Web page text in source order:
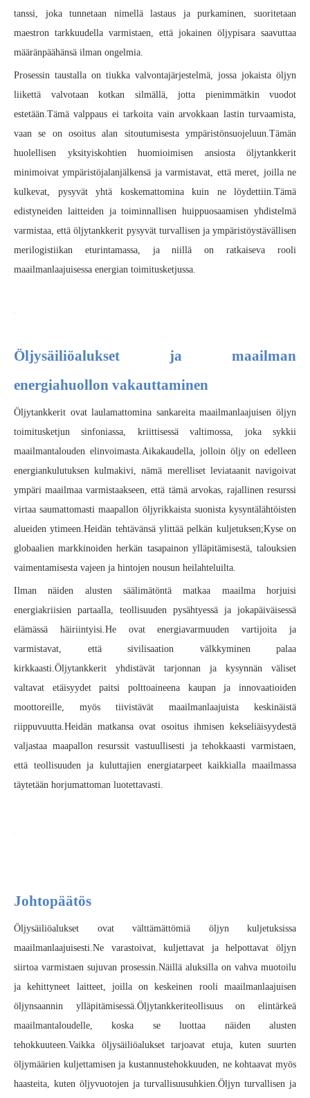
tanssi, joka tunnetaan nimellä lastaus ja purkaminen, suoritetaan
maestron tarkkuudella varmistaen, että jokainen öljypisara saavuttaa
määränpäähänsä ilman ongelmia.
Prosessin taustalla on tiukka valvontajärjestelmä, jossa jokaista öljyn
liikettä valvotaan kotkan silmällä, jotta pienimmätkin vuodot
estetään.Tämä valppaus ei tarkoita vain arvokkaan lastin turvaamista,
vaan se on osoitus alan sitoutumisesta ympäristönsuojeluun.Tämän
huolellisen yksityiskohtien huomioimisen ansiosta öljytankkerit
minimoivat ympäristöjalanjälkensä ja varmistavat, että meret, joilla ne
kulkevat, pysyvät yhtä koskemattomina kuin ne löydettiin.Tämä
edistyneiden laitteiden ja toiminnallisen huippuosaamisen yhdistelmä
varmistaa, että öljytankkerit pysyvät turvallisen ja ympäristöystävällisen
merilogistiikan eturintamassa, ja niillä on ratkaiseva rooli
maailmanlaajuisessa energian toimitusketjussa.
Öljysäiliöalukset ja maailman
energiahuollon vakauttaminen
Öljytankkerit ovat laulamattomina sankareita maailmanlaajuisen öljyn
toimitusketjun sinfoniassa, kriittisessä valtimossa, joka sykkii
maailmantalouden elinvoimasta.Aikakaudella, jolloin öljy on edelleen
energiankulutuksen kulmakivi, nämä merelliset leviataanit navigoivat
ympäri maailmaa varmistaakseen, että tämä arvokas, rajallinen resurssi
virtaa saumattomasti maapallon öljyrikkaista suonista kysyntälähtöisten
alueiden ytimeen.Heidän tehtävänsä ylittää pelkän kuljetuksen;Kyse on
globaalien markkinoiden herkän tasapainon ylläpitämisestä, talouksien
vaimentamisesta vajeen ja hintojen nousun heilahteluilta.
Ilman näiden alusten säälimätöntä matkaa maailma horjuisi
energiakriisien partaalla, teollisuuden pysähtyessä ja jokapäiväisessä
elämässä häiriintyisi.He ovat energiavarmuuden vartijoita ja
varmistavat, että sivilisaation välkkyminen palaa
kirkkaasti.Öljytankkerit yhdistävät tarjonnan ja kysynnän väliset
valtavat etäisyydet paitsi polttoaineena kaupan ja innovaatioiden
moottoreille, myös tiivistävät maailmanlaajuista keskinäistä
riippuvuutta.Heidän matkansa ovat osoitus ihmisen kekseliäisyydestä
valjastaa maapallon resurssit vastuullisesti ja tehokkaasti varmistaen,
että teollisuuden ja kuluttajien energiatarpeet kaikkialla maailmassa
täytetään horjumattoman luotettavasti.
Johtopäätös
Öljysäiliöalukset ovat välttämättömiä öljyn kuljetuksissa
maailmanlaajuisesti.Ne varastoivat, kuljettavat ja helpottavat öljyn
siirtoa varmistaen sujuvan prosessin.Näillä aluksilla on vahva muotoilu
ja kehittyneet laitteet, joilla on keskeinen rooli maailmanlaajuisen
öljynsaannin ylläpitämisessä.Öljytankkeriteollisuus on elintärkeä
maailmantaloudelle, koska se luottaa näiden alusten
tehokkuuteen.Vaikka öljysäiliöalukset tarjoavat etuja, kuten suurten
öljymäärien kuljettamisen ja kustannustehokkuuden, ne kohtaavat myös
haasteita, kuten öljyvuotojen ja turvallisuusuhkien.Öljyn turvallisen ja